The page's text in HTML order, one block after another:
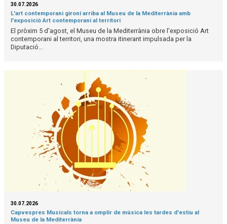
30.07.2026
L'art contemporani gironí arriba al Museu de la Mediterrània amb
l'exposició Art contemporani al territori
El pròxim 5 d'agost, el Museu de la Mediterrània obre l'exposició Art
contemporani al territori, una mostra itinerant impulsada per la
Diputació...
30.07.2026
Capvespres Musicals torna a omplir de música les tardes d'estiu al
Museu de la Mediterrània